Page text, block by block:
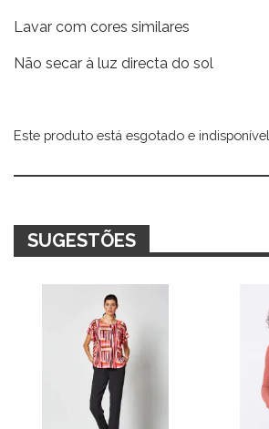
Lavar com cores similares
Não secar à luz directa do sol
Este produto está esgotado e indisponível.
Alternative:
SUGESTÕES